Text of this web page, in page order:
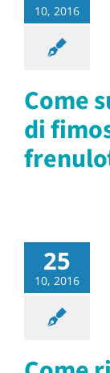
10, 2016
Come
di
25
10, 2016